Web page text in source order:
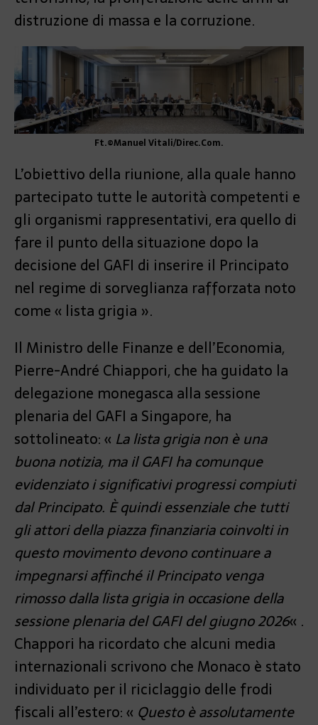
distruzione di massa e la corruzione.
Ft.©Manuel Vitali/Direc.Com.
L’obiettivo della riunione, alla quale hanno
partecipato tutte le autorità competenti e
gli organismi rappresentativi, era quello di
fare il punto della situazione dopo la
decisione del GAFI di inserire il Principato
nel regime di sorveglianza rafforzata noto
come « lista grigia ».
Il Ministro delle Finanze e dell’Economia,
Pierre-André Chiappori, che ha guidato la
delegazione monegasca alla sessione
plenaria del GAFI a Singapore, ha
sottolineato: « La lista grigia non è una
buona notizia, ma il GAFI ha comunque
evidenziato i significativi progressi compiuti
dal Principato. È quindi essenziale che tutti
gli attori della piazza finanziaria coinvolti in
questo movimento devono continuare a
impegnarsi affinché il Principato venga
rimosso dalla lista grigia in occasione della
sessione plenaria del GAFI del giugno 2026« .
Chappori ha ricordato che alcuni media
internazionali scrivono che Monaco è stato
individuato per il riciclaggio delle frodi
fiscali all’estero: « Questo è assolutamente